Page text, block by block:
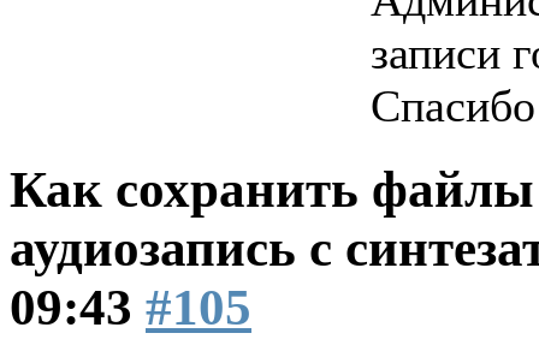
записи
Как сохранить
аудиозапись с
09:43 #105